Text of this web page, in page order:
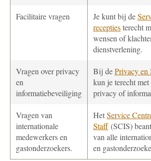
Facilitaire vragen Je kunt bij de
receptiesterecht
wensen of
dienstverlening.
Vragen over privacy
en
informatiebeveiliging
Bij dePrivacy en
kun je terecht
privacy of
Vragen van
internationale
medewerkers en
gastonderzoekers.
HetService
Staff(SCIS)
van alle
en